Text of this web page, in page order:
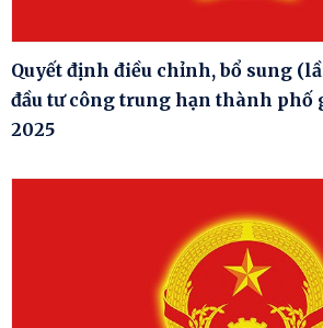
Quyết định điều chỉnh, bổ sung
đầu tư công trung hạn thành phố
2025